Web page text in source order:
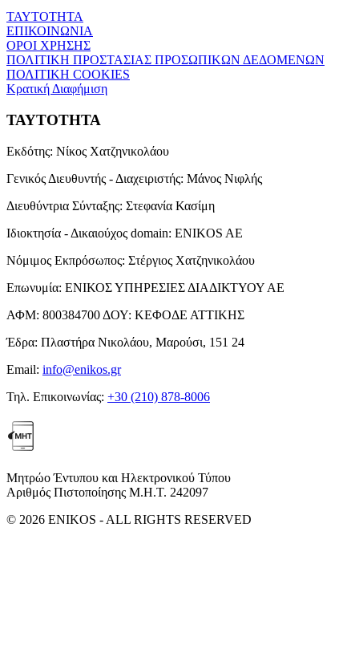
ΤΑΥΤΟΤΗΤΑ
ΕΠΙΚΟΙΝΩΝΙΑ
ΟΡΟΙ ΧΡΗΣΗΣ
ΠΟΛΙΤΙΚΗ ΠΡΟΣΤΑΣΙΑΣ ΠΡΟΣΩΠΙΚΩΝ ΔΕΔΟΜΕΝΩΝ
ΠΟΛΙΤΙΚΗ COOKIES
Κρατική Διαφήμιση
ΤΑΥΤΟΤΗΤΑ
Εκδότης: Νίκος Χατζηνικολάου
Γενικός Διευθυντής - Διαχειριστής: Μάνος Νιφλής
Διευθύντρια Σύνταξης: Στεφανία Κασίμη
Ιδιοκτησία - Δικαιούχος domain: ENIKOS AE
Νόμιμος Εκπρόσωπος: Στέργιος Χατζηνικολάου
Επωνυμία: ΕΝΙΚΟΣ ΥΠΗΡΕΣΙΕΣ ΔΙΑΔΙΚΤΥΟΥ ΑΕ
ΑΦΜ: 800384700 ΔΟΥ: ΚΕΦΟΔΕ ΑΤΤΙΚΗΣ
Έδρα: Πλαστήρα Νικολάου, Μαρούσι, 151 24
Email: info@enikos.gr
Τηλ. Επικοινωνίας: +30 (210) 878-8006
Μητρώο Έντυπου και Ηλεκτρονικού Τύπου
Αριθμός Πιστοποίησης Μ.Η.Τ. 242097
© 2026 ENIKOS - ALL RIGHTS RESERVED